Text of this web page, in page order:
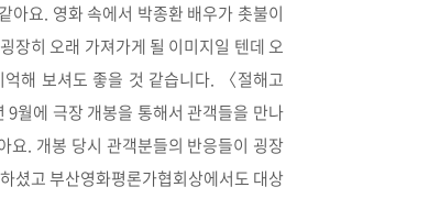
아요. 영화 속에서 박종환 배우가 촛불이
장히 오래 가져가게 될 이미지일 텐데 오
해 보셔도 좋을 것 같습니다. 〈절해고
월에 극장 개봉을 통해서 관객들을 만나
요. 개봉 당시 관객분들의 반응들이 굉장
셨고 부산영화평론가협회상에서도 대상